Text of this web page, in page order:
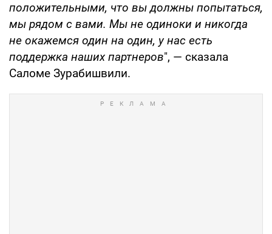
положительными, что вы должны попытаться,
мы рядом с вами. Мы не одиноки и никогда
не окажемся один на один, у нас есть
поддержка наших партнеров", — сказала
Саломе Зурабишвили.